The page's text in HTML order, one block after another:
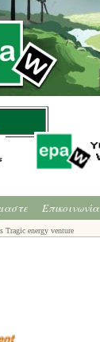
Επικοινωνία
Tragic energy venture